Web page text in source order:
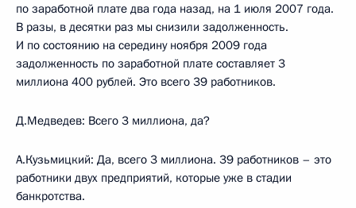
по заработной плате два года назад, на 1 июля 2007 года.
В разы, в десятки раз мы снизили задолженность.
И по состоянию на середину ноября 2009 года
задолженность по заработной плате составляет 3
миллиона 400 рублей. Это всего 39 работников.
Д.Медведев: Всего 3 миллиона, да?
А.Кузьмицкий: Да, всего 3 миллиона. 39 работников – это
работники двух предприятий, которые уже в стадии
банкротства.